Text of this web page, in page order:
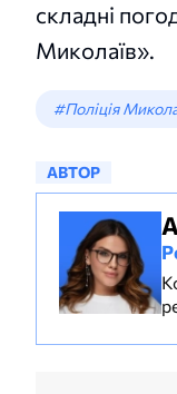
складні
Миколаїв».
#Поліція
АВТОР